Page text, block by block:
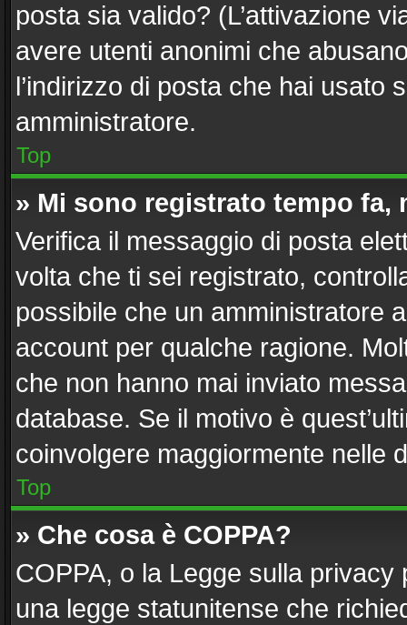
posta sia valido? (L’attivazione
avere utenti anonimi che
l’indirizzo di posta che hai usato
amministratore.
Top
» Mi sono registrato tempo
Verifica il messaggio di posta
volta che ti sei registrato,
possibile che un amministratore
account per qualche ragione.
che non hanno mai inviato
database. Se il motivo è
coinvolgere maggiormente nelle
Top
» Che cosa è COPPA?
COPPA, o la Legge sulla
una legge statunitense che